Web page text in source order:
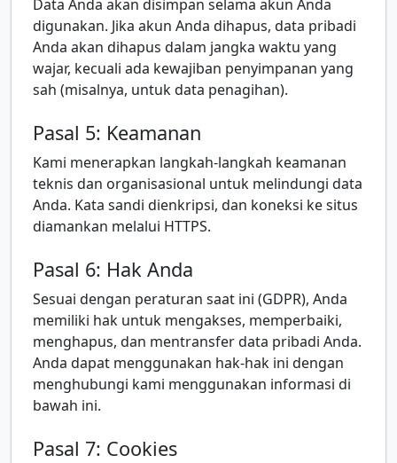
Data Anda akan disimpan selama akun Anda
digunakan. Jika akun Anda dihapus, data pribadi
Anda akan dihapus dalam jangka waktu yang
wajar, kecuali ada kewajiban penyimpanan yang
sah (misalnya, untuk data penagihan).
Pasal 5: Keamanan
Kami menerapkan langkah-langkah keamanan
teknis dan organisasional untuk melindungi data
Anda. Kata sandi dienkripsi, dan koneksi ke situs
diamankan melalui HTTPS.
Pasal 6: Hak Anda
Sesuai dengan peraturan saat ini (GDPR), Anda
memiliki hak untuk mengakses, memperbaiki,
menghapus, dan mentransfer data pribadi Anda.
Anda dapat menggunakan hak-hak ini dengan
menghubungi kami menggunakan informasi di
bawah ini.
Pasal 7: Cookies